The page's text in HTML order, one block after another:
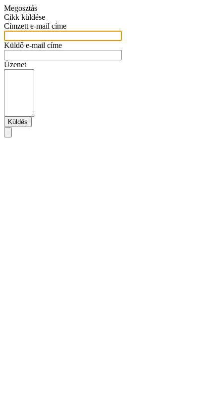
Megosztás
Cikk küldése
Címzett e-mail címe
Küldő e-mail címe
Üzenet